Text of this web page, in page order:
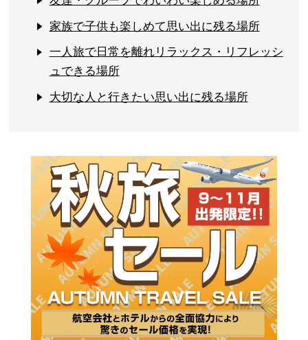
家族で子供も楽しめて思い出に残る場所
一人旅で日常を離れリラックス・リフレッシ
ュできる場所
大切な人と行きたい思い出に残る場所